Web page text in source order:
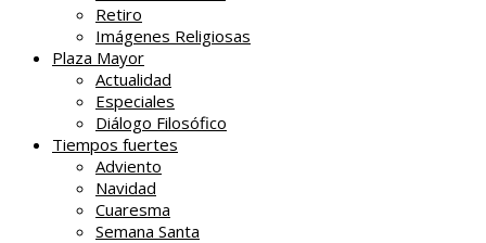
Retiro
Imágenes Religiosas
Plaza Mayor
Actualidad
Especiales
Diálogo Filosófico
Tiempos fuertes
Adviento
Navidad
Cuaresma
Semana Santa